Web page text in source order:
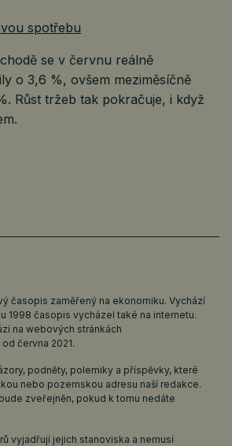
se v červnu reálně
o 3,6 %, ovšem meziměsíčně
Růst tržeb tak pokračuje, i když
časopis zaměřený na ekonomiku. Vychází
1998 časopis vycházel také na internetu.
na webových stránkách
od června 2021.
podněty, polemiky a příspěvky, které
nebo pozemskou adresu naší redakce.
zveřejněn, pokud k tomu nedáte
vyjadřují jejich stanoviska a nemusí